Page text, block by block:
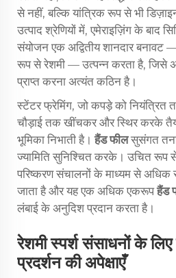
से नहीं, बल्कि यांत्रिक रूप से भी
उत्पाद श्रेणियों में, एमेराइज़िंग के बाद
संयोजन एक अद्वितीय शानदार बनावट
रूप से रेशमी — उत्पन्न करता है, जिसे
प्राप्त करना अत्यंत कठिन है।
स्टेंटर फ्रेमिंग, जो कपड़े को नियंत्रित
चौड़ाई तक खींचकर और स्थिर करके
भूमिका निभाती है।हैंड फीलसुसंगत
ज्यामिति सुनिश्चित करके। उचित रूप
परिष्करण संचालनों के माध्यम से
जाता है और यह एक अधिक एकरूपहैंड
लंबाई के अनुदिश प्रदान करता है।
रेशमी स्पर्श संसाधनों के
प्रदर्शन की अपेक्षाएँ